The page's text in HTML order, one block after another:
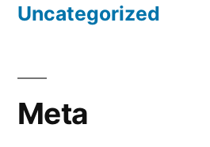
Uncategorized
Meta